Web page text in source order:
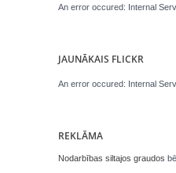
An error occured: Internal
JAUNĀKAIS FLICKR
An error occured: Internal
REKLĀMA
Nodarbības siltajos graudos